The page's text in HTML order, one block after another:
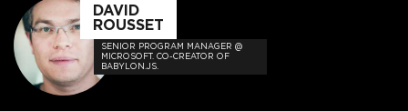
DAVID
ROUSSET
SENIOR PROGRAM MANAGER @
MICROSOFT. CO-CREATOR OF
BABYLON.JS.